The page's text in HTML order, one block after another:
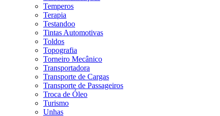
Temperos
Terapia
Testandoo
Tintas Automotivas
Toldos
Topografia
Torneiro Mecânico
Transportadora
Transporte de Cargas
Transporte de Passageiros
Troca de Óleo
Turismo
Unhas